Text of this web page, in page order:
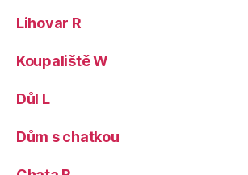
Lihovar R
Koupaliště W
Důl L
Dům s chatkou